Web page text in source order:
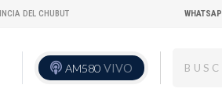
DEL CHUBUT
AM580 VIVO